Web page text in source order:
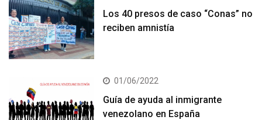
Los 40 presos de caso “Conas” no
reciben amnistía
01/06/2022
Guía de ayuda al inmigrante
venezolano en España